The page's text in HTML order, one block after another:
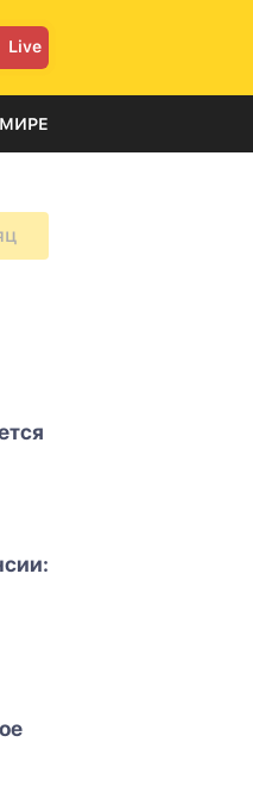
Live